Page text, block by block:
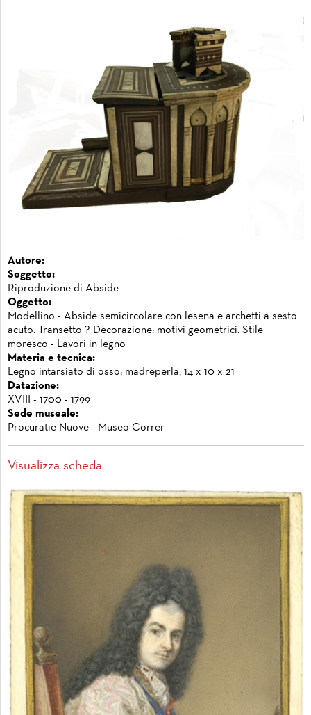
Autore:
Soggetto:
Riproduzione di Abside
Oggetto:
Modellino - Abside semicircolare con lesena e archetti a sesto
acuto. Transetto ? Decorazione: motivi geometrici. Stile
moresco - Lavori in legno
Materia e tecnica:
Legno intarsiato di osso; madreperla, 14 x 10 x 21
Datazione:
XVIII - 1700 - 1799
Sede museale:
Procuratie Nuove - Museo Correr
Visualizza scheda